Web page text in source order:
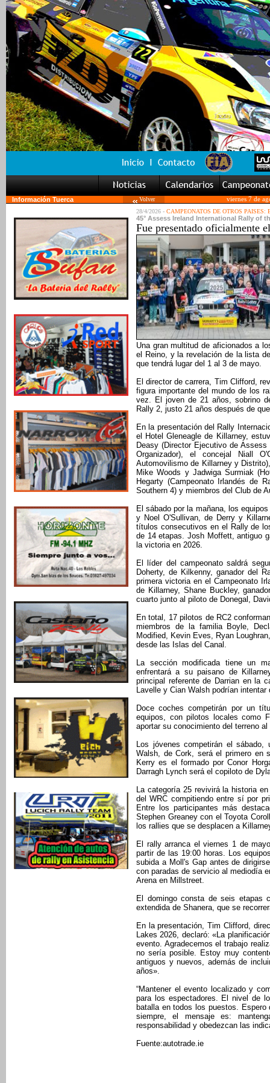
Información Tuerca Volver
viernes 7 de
28/4/2026 - CAMPEONATOS DE OTROS PAISES:
45° Assess Ireland International Rally of
Fue presentado oficialmente
Una gran multitud de aficionados a
el Reino, y la revelación de la lista
que tendrá lugar del 1 al 3 de mayo.
El director de carrera, Tim Clifford,
figura importante del mundo de los
vez. El joven de 21 años, sobrino
Rally 2, justo 21 años después de
En la presentación del Rally
el Hotel Gleneagle de Killarney,
Deasy (Director Ejecutivo de
Organizador), el concejal Niall
Automovilismo de Killarney y
Mike Woods y Jadwiga Surmiak
Hegarty (Campeonato Irlandés de
Southern 4) y miembros del Club de
El sábado por la mañana, los
y Noel O'Sullivan, de Derry y
títulos consecutivos en el Rally de
de 14 etapas. Josh Moffett, antiguo
la victoria en 2026.
El líder del campeonato saldrá
Doherty, de Kilkenny, ganador del
primera victoria en el Campeonato
de Killarney, Shane Buckley,
cuarto junto al piloto de Donegal,
En total, 17 pilotos de RC2
miembros de la familia Boyle,
Modified, Kevin Eves, Ryan
desde las Islas del Canal.
La sección modificada tiene un
enfrentará a su paisano de
principal referente de Darrian en la
Lavelle y Cian Walsh podrían intentar
Doce coches competirán por un
equipos, con pilotos locales como
aportar su conocimiento del terreno al
Los jóvenes competirán el sábado,
Walsh, de Cork, será el primero en
Kerry es el formado por Conor
Darragh Lynch será el copiloto de
La categoría 25 revivirá la historia
del WRC compitiendo entre sí por
Entre los participantes más
Stephen Greaney con el Toyota
los rallies que se desplacen a
El rally arranca el viernes 1 de
partir de las 19:00 horas. Los
subida a Moll's Gap antes de
con paradas de servicio al mediodía
Arena en Millstreet.
El domingo consta de seis etapas
extendida de Shanera, que se
En la presentación, Tim Clifford,
Lakes 2026, declaró: «La
evento. Agradecemos el trabajo
no sería posible. Estoy muy
antiguos y nuevos, además de
años».
“Mantener el evento localizado y
para los espectadores. El nivel de
batalla en todos los puestos.
siempre, el mensaje es:
responsabilidad y obedezcan las
Fuente:autotrade.ie